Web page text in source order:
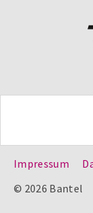
Impressum
© 2026 Bantel